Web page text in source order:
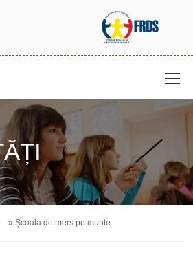
» Școala de mers pe munte